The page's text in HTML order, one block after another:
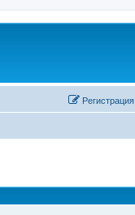
Регистрация